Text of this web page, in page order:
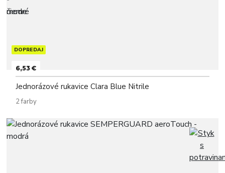
DOPREDAJ
6,53 €
Jednorázové rukavice Clara Blue Nitrile
2 farby